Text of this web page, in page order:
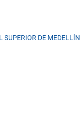
SUPERIOR DE MEDELLÍN